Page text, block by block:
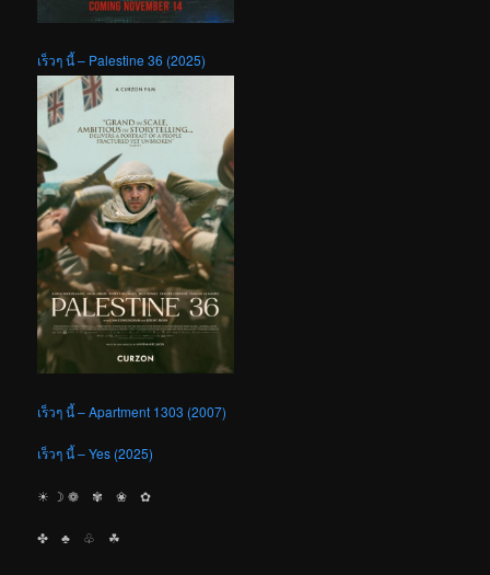
เร็วๆ นี้ – Palestine 36 (2025)
เร็วๆ นี้ – Apartment 1303 (2007)
เร็วๆ นี้ – Yes (2025)
☀︎ ☽ ❁ ✾ ❀ ✿
✤ ♣︎ ♧ ☘︎